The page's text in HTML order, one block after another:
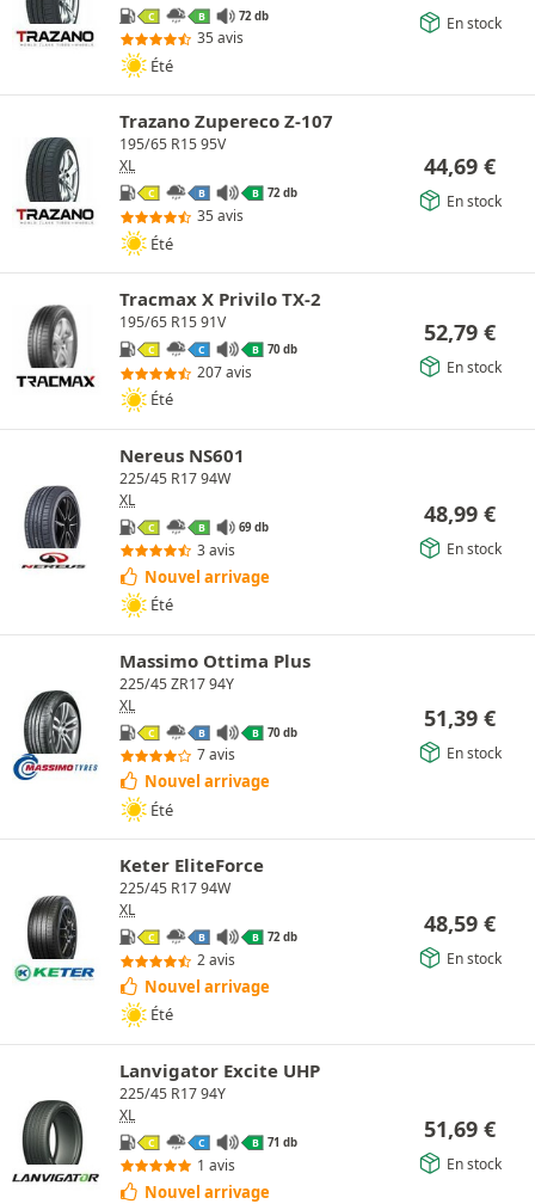
C B 72 db
35 avis
Été
En stock
Trazano Zupereco Z-107
195/65 R15 95V
XL
C B B 72 db
35 avis
Été
44,69 €
En stock
Tracmax X Privilo TX-2
195/65 R15 91V
C C B 70 db
207 avis
Été
52,79 €
En stock
Nereus NS601
225/45 R17 94W
XL
C B 69 db
3 avis
Nouvel arrivage
Été
48,99 €
En stock
Massimo Ottima Plus
225/45 ZR17 94Y
XL
C B B 70 db
7 avis
Nouvel arrivage
Été
51,39 €
En stock
Keter EliteForce
225/45 R17 94W
XL
C B B 72 db
2 avis
Nouvel arrivage
Été
48,59 €
En stock
Lanvigator Excite UHP
225/45 R17 94Y
XL
C C B 71 db
1 avis
Nouvel arrivage
51,69 €
En stock